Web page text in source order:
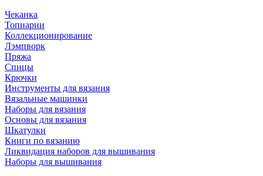
Чеканка
Топиарии
Коллекционирование
Лэмпворк
Пряжа
Спицы
Крючки
Инструменты для вязания
Вязальные машинки
Наборы для вязания
Основы для вязания
Шкатулки
Книги по вязанию
Ликвидация наборов для вышивания
Наборы для вышивания